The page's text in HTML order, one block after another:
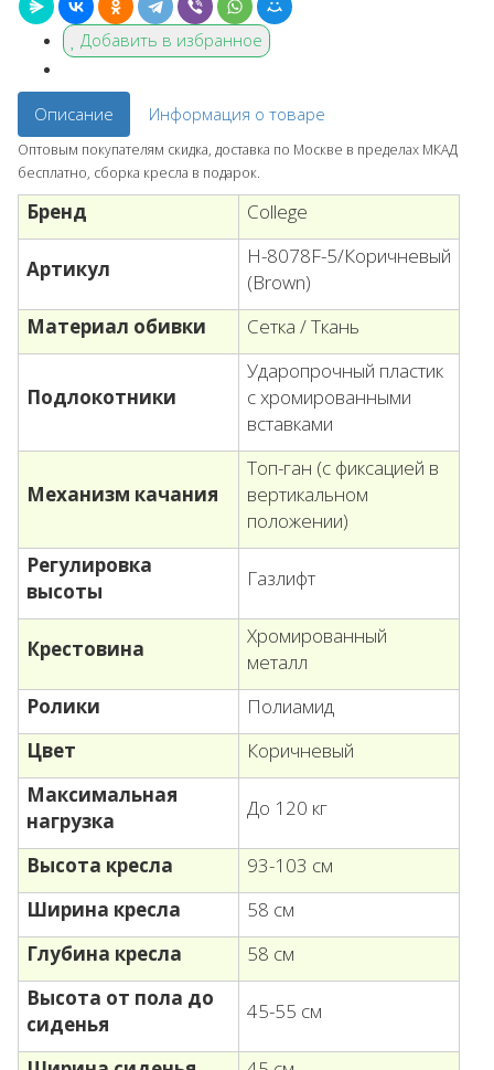
Добавить в избранное
Описание Информация о товаре
Оптовым покупателям скидка, доставка по Москве в пределах МКАД
бесплатно, сборка кресла в подарок.
Бренд College
Артикул
H-8078F-5/Коричневый
(Brown)
Материал обивки
Сетка / Ткань
Подлокотники
Ударопрочный пластик
с хромированными
вставками
Механизм качания
Топ-ган (с фиксацией в
вертикальном
положении)
Регулировка
высоты
Газлифт
Крестовина
Хромированный
металл
Ролики
Полиамид
Цвет
Коричневый
Максимальная
нагрузка
До 120 кг
Высота кресла
93-103 см
Ширина кресла
58 см
Глубина кресла
58 см
Высота от пола до
сиденья
45-55 см